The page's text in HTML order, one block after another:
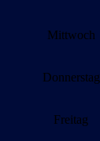
Mittwoch
Donnerstag
Freitag